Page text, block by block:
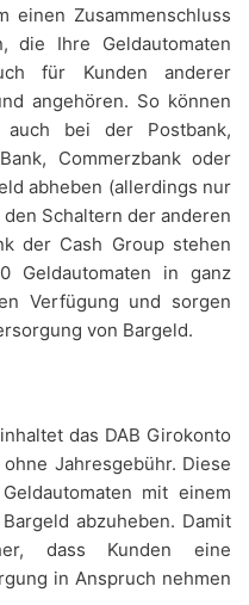
einen Zusammenschluss
die Ihre Geldautomaten
für Kunden anderer
angehören. So können
auch bei der Postbank,
Commerzbank oder
abheben (allerdings nur
Schaltern der anderen
der Cash Group stehen
Geldautomaten in ganz
Verfügung und sorgen
von Bargeld.
das DAB Girokonto
Jahresgebühr. Diese
mit einem
abzuheben. Damit
dass Kunden eine
in Anspruch nehmen